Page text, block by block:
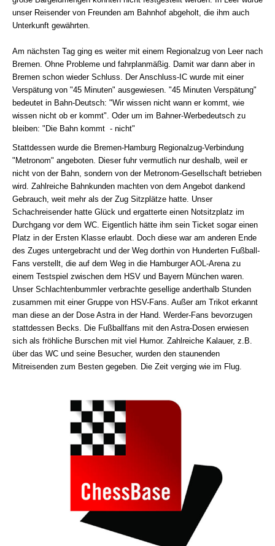
unser Reisender von Freunden am Bahnhof abgeholt, die ihm auch
Unterkunft gewährten.
Am nächsten Tag ging es weiter mit einem Regionalzug von Leer nach
Bremen. Ohne Probleme und fahrplanmäßig. Damit war dann aber in
Bremen schon wieder Schluss. Der Anschluss-IC wurde mit einer
Verspätung von "45 Minuten" ausgewiesen. "45 Minuten Verspätung"
bedeutet in Bahn-Deutsch: "Wir wissen nicht wann er kommt, wie
wissen nicht ob er kommt". Oder um im Bahner-Werbedeutsch zu
bleiben: "Die Bahn kommt - nicht"
Stattdessen wurde die Bremen-Hamburg Regionalzug-Verbindung
"Metronom" angeboten. Dieser fuhr vermutlich nur deshalb, weil er
nicht von der Bahn, sondern von der Metronom-Gesellschaft betrieben
wird. Zahlreiche Bahnkunden machten von dem Angebot dankend
Gebrauch, weit mehr als der Zug Sitzplätze hatte. Unser
Schachreisender hatte Glück und ergatterte einen Notsitzplatz im
Durchgang vor dem WC. Eigentlich hätte ihm sein Ticket sogar einen
Platz in der Ersten Klasse erlaubt. Doch diese war am anderen Ende
des Zuges untergebracht und der Weg dorthin von Hunderten Fußball-
Fans verstellt, die auf dem Weg in die Hamburger AOL-Arena zu
einem Testspiel zwischen dem HSV und Bayern München waren.
Unser Schlachtenbummler verbrachte gesellige anderthalb Stunden
zusammen mit einer Gruppe von HSV-Fans. Außer am Trikot erkannt
man diese an der Dose Astra in der Hand. Werder-Fans bevorzugen
stattdessen Becks. Die Fußballfans mit den Astra-Dosen erwiesen
sich als fröhliche Burschen mit viel Humor. Zahlreiche Kalauer, z.B.
über das WC und seine Besucher, wurden den staunenden
Mitreisenden zum Besten gegeben. Die Zeit verging wie im Flug.